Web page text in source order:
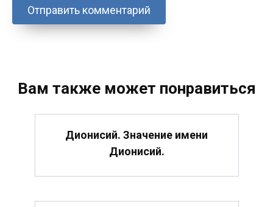
Вам также может понравиться
Дионисий. Значение имени
Дионисий.